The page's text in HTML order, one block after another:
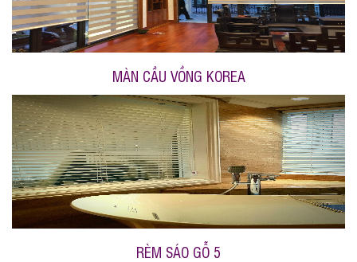
MÀN CẦU VỒNG KOREA
RÈM SÁO GỖ 5